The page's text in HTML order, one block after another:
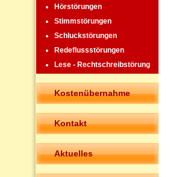
Hörstörungen
Stimmstörungen
Schluckstörungen
Redeflussstörungen
Lese - Rechtschreibstörung
Kostenübernahme
Kontakt
Aktuelles